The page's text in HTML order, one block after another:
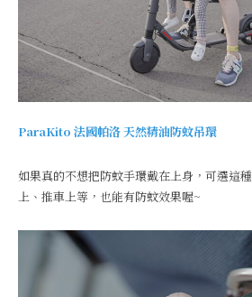
ParaKito 法國帕洛天然精油防蚊吊環
如果真的不想把防蚊手環戴在上身，可選這種
上、推車上等，也能有防蚊效果喔~